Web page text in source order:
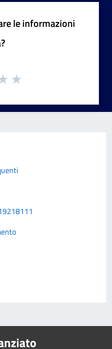
le informazioni